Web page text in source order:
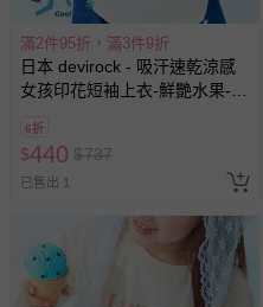
滿2件95折，滿3件9折
日本 devirock - 吸汗速乾涼感
女孩印花短袖上衣-鮮艷水果-米
6折
$440 $737
已售出 1